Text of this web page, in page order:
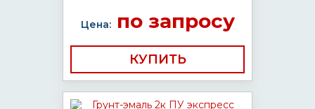
Цена:по запросу
КУПИТЬ